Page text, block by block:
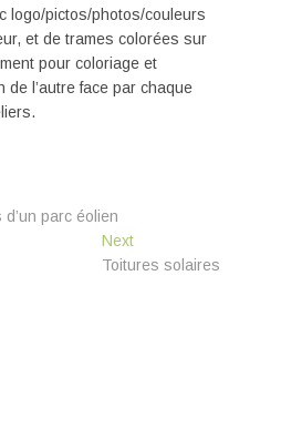
logo/pictos/photos/couleurs
et de trames colorées sur
pour coloriage et
de l’autre face par chaque
parc éolien
NextNext
post:
Toitures solaires